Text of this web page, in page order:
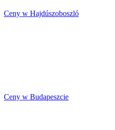
Ceny w Hajdúszoboszló
Ceny w Budapeszcie